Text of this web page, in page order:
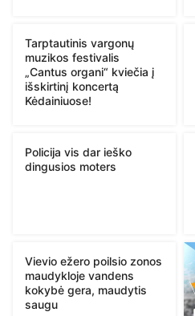
Tarptautinis vargonų
muzikos festivalis
„Cantus organi“ kviečia į
išskirtinį koncertą
Kėdainiuose!
Policija vis dar ieško
dingusios moters
Vievio ežero poilsio zonos
maudykloje vandens
kokybė gera, maudytis
saugu